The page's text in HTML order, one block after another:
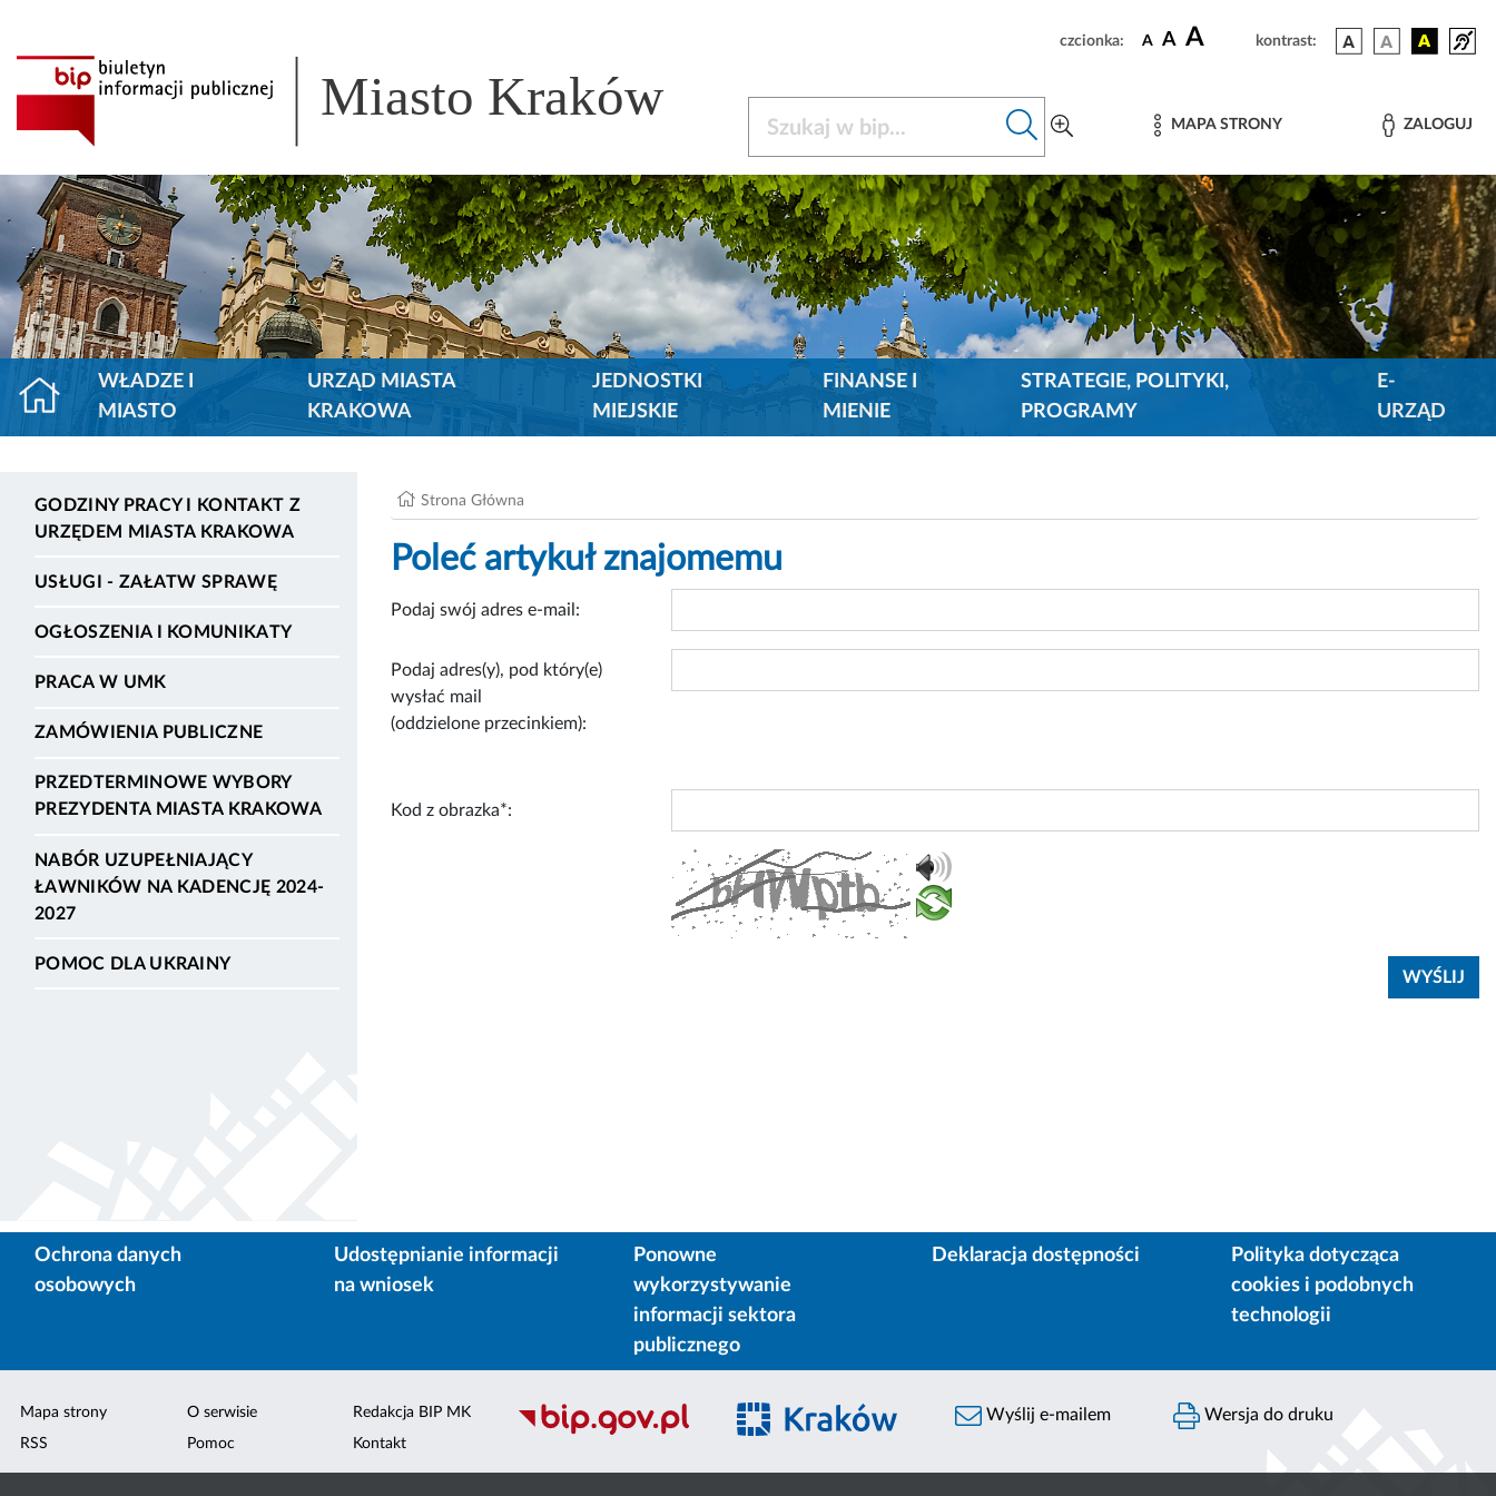
czcionka: A A A kontrast:
Miasto Kraków MAPA STRONY ZALOGUJ
WŁADZE I
MIASTO
URZĄD MIASTA
KRAKOWA
JEDNOSTKI
MIEJSKIE
FINANSE I
MIENIE
STRATEGIE, POLITYKI,
PROGRAMY
E-
URZĄD
GODZINY PRACY I KONTAKT Z
URZĘDEM MIASTA KRAKOWA
USŁUGI - ZAŁATW SPRAWĘ
OGŁOSZENIA I KOMUNIKATY
PRACA W UMK
ZAMÓWIENIA PUBLICZNE
PRZEDTERMINOWE WYBORY
PREZYDENTA MIASTA KRAKOWA
NABÓR UZUPEŁNIAJĄCY
ŁAWNIKÓW NA KADENCJĘ 2024-
2027
POMOC DLA UKRAINY
Strona Główna
Poleć artykuł znajomemu
Podaj swój adres e-mail:
Podaj adres(y), pod który(e)
wysłać mail
(oddzielone przecinkiem):
Kod z obrazka*:
Ochrona danych
osobowych
Udostępnianie informacji
na wniosek
Ponowne
wykorzystywanie
informacji sektora
publicznego
Deklaracja dostępności
Polityka dotycząca
cookies i podobnych
technologii
Mapa strony
RSS
O serwisie
Pomoc
Redakcja BIP MK
Kontakt
Wyślij e-mailem Wersja do druku